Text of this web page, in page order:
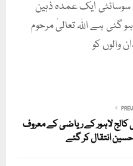
سوسائٹی ایک عمدہ ذہین
گئی ہے اللہ تعالیٰ مرحوم
والوں کو
کالج لاہور کے ریاضی کے معروف
انتقال کر گئے